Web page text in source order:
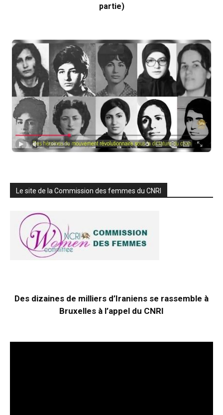
partie)
Le site de la Commission des femmes du CNRI
Des dizaines de milliers d’Iraniens se rassemble à
Bruxelles à l’appel du CNRI